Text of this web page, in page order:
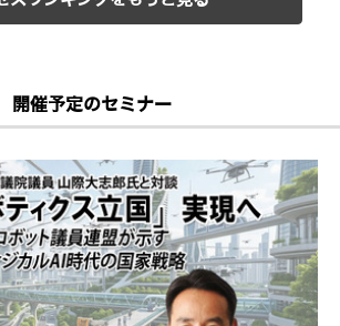
開催予定のセミナー